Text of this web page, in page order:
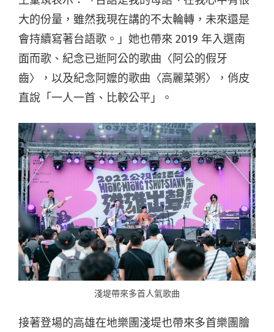
大的份量，雖然我現在講的不太輪轉，未來還是
會持續寫著台語歌。」她也帶來 2019 年入選南
面而歌、紀念已逝阿公的歌曲〈阿公的假牙
齒〉，以及紀念阿嬤的歌曲〈高麗菜粥〉，俏皮
直說「一人一首、比較公平」。
淺堤帶來多首人氣歌曲
接著登場的高雄在地樂團淺堤也帶來多首樂團膾